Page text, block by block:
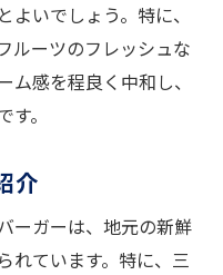
いでしょう。特に、
ルーツのフレッシュな
感を程良く中和し、
。
介
ーガーは、地元の新鮮
れています。特に、三